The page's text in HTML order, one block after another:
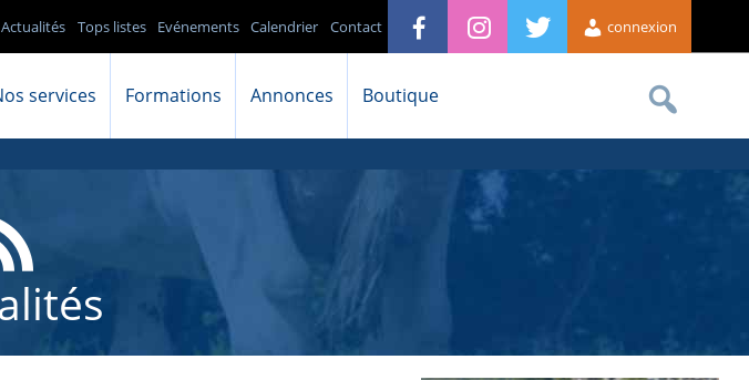
connexion
Contact
Calendrier
Evénements
Tops listes
Actualités
services Formations Annonces Boutique